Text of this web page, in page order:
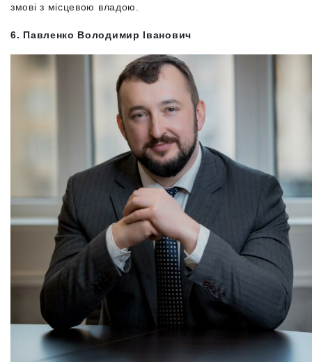
змові з місцевою владою.
6. Павленко Володимир Іванович